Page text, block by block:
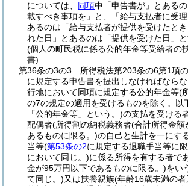
については、 同項中「申告書が」とある
載すべき事項を」と、「給与支払者に受
あるのは「給与支払者が提供を受けたと
れた日」とあるのは「提供を受けた日」と
(個人の町民税に係る公的年金等受給者の
書)
第36条の3の3
所得税法第203条の6第1項
に規定する申告書を提出しなければなら
行地において同項に規定する公的年金等(
の7の規定の適用を受けるものを除く。以
「公的年金等」という。)の支払を受ける
配偶者(所得割の納税義務者(合計所得金額
あるものに限る。)の自己と生計を一にす
当等(第53条の2に規定する退職手当等に
において同じ。)に係る所得を有する者で
金が95万円以下であるものに限る。)をい
て同じ。)又は扶養親族(年齢16歳未満の